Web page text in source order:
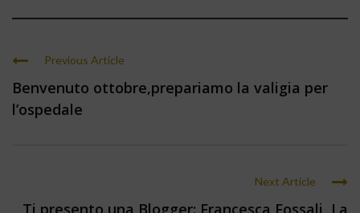
Previous Article
Benvenuto ottobre,prepariamo la valigia per
l’ospedale
Next Article
Ti presento una Blogger: Francesca Fossali, La